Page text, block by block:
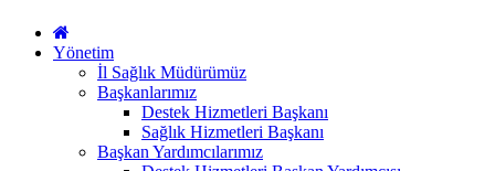
Yönetim
İl Sağlık Müdürümüz
Başkanlarımız
Destek Hizmetleri Başkanı
Sağlık Hizmetleri Başkanı
Başkan Yardımcılarımız